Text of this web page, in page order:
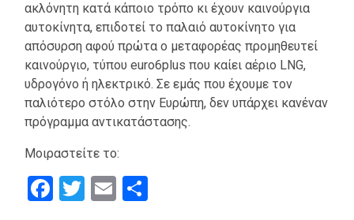
ακλόνητη κατά κάποιο τρόπο κι έχουν καινούργια
αυτοκίνητα, επιδοτεί το παλαιό αυτοκίνητο για
απόσυρση αφού πρώτα ο μεταφορέας προμηθευτεί
καινούργιο, τύπου euro6plus που καίει αέριο LNG,
υδρογόνο ή ηλεκτρικό. Σε εμάς που έχουμε τον
παλιότερο στόλο στην Ευρώπη, δεν υπάρχει κανέναν
πρόγραμμα αντικατάστασης.
Μοιραστείτε το:
Facebook
Twitter
Email